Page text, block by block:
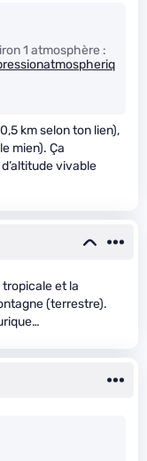
1 atmosphère :
km selon ton lien),
mien). Ça
vivable
et la
(terrestre).